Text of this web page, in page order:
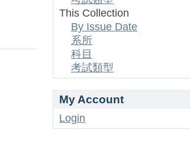
This Collection
By Issue Date
系所
科目
考試類型
My Account
Login